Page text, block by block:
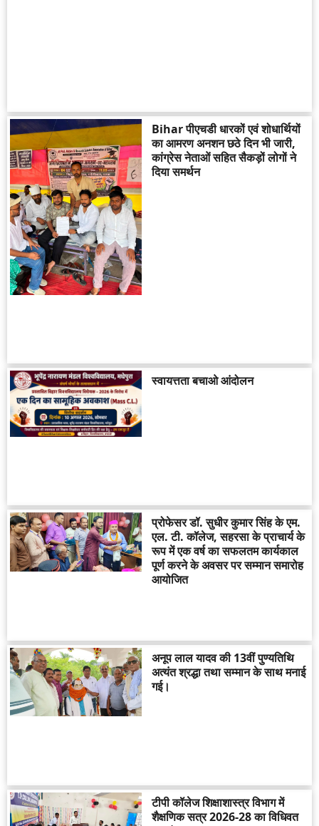
Bihar पीएचडी धारकों एवं शोधार्थियों
का आमरण अनशन छठे दिन भी जारी,
कांग्रेस नेताओं सहित सैकड़ों लोगों ने
दिया समर्थन
स्वायत्तता बचाओ आंदोलन
प्रोफेसर डॉ. सुधीर कुमार सिंह के एम.
एल. टी. कॉलेज, सहरसा के प्राचार्य के
रूप में एक वर्ष का सफलतम कार्यकाल
पूर्ण करने के अवसर पर सम्मान समारोह
आयोजित
अनूप लाल यादव की 13वीं पुण्यतिथि
अत्यंत श्रद्धा तथा सम्मान के साथ मनाई
गई।
टीपी कॉलेज शिक्षाशास्त्र विभाग में
शैक्षणिक सत्र 2026-28 का विधिवत